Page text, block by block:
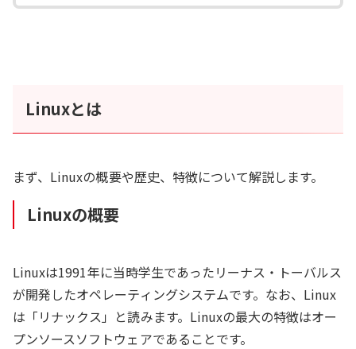
Linuxとは
まず、Linuxの概要や歴史、特徴について解説します。
Linuxの概要
Linuxは1991年に当時学生であったリーナス・トーバルス
が開発したオペレーティングシステムです。なお、Linux
は「リナックス」と読みます。Linuxの最大の特徴はオー
プンソースソフトウェアであることです。